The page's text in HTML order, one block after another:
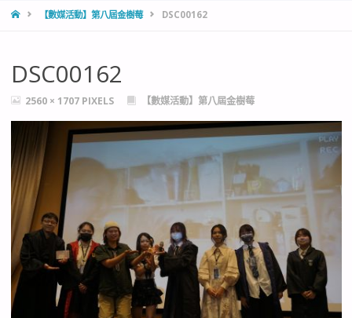
HOME【數媒活動】第八屆金樹莓 DSC00162
DSC00162
FULL2560 × 1707 PIXELS 【數媒活動】第八屆金樹莓